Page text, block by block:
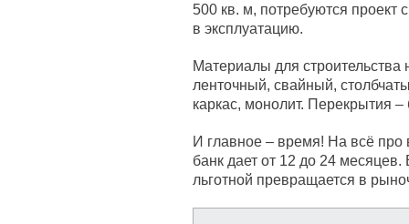
500 кв. м, потребуются проект
в эксплуатацию.
Материалы для
ленточный, свайный,
каркас, монолит. Перекрытия
И главное – время! На всё про
банк дает от 12 до 24 месяцев.
льготной превращается в